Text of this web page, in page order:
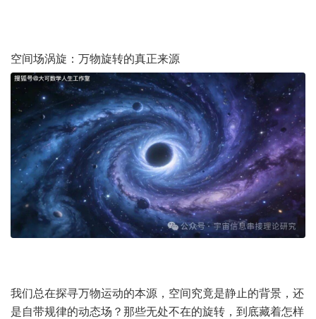
空间场涡旋：万物旋转的真正来源
我们总在探寻万物运动的本源，空间究竟是静止的背景，还
是自带规律的动态场？那些无处不在的旋转，到底藏着怎样